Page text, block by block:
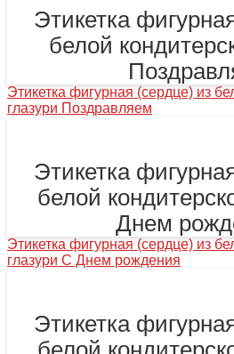
Этикетка
белой
Этикетка фигурная (сердце) из
глазури Поздравляем
Этикетка
белой
Днем
Этикетка фигурная (сердце) из
глазури С Днем рождения
Этикетка